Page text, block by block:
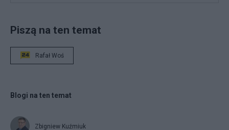
Piszą na ten temat
Rafał Woś
Blogi na ten temat
Zbigniew Kuźmiuk